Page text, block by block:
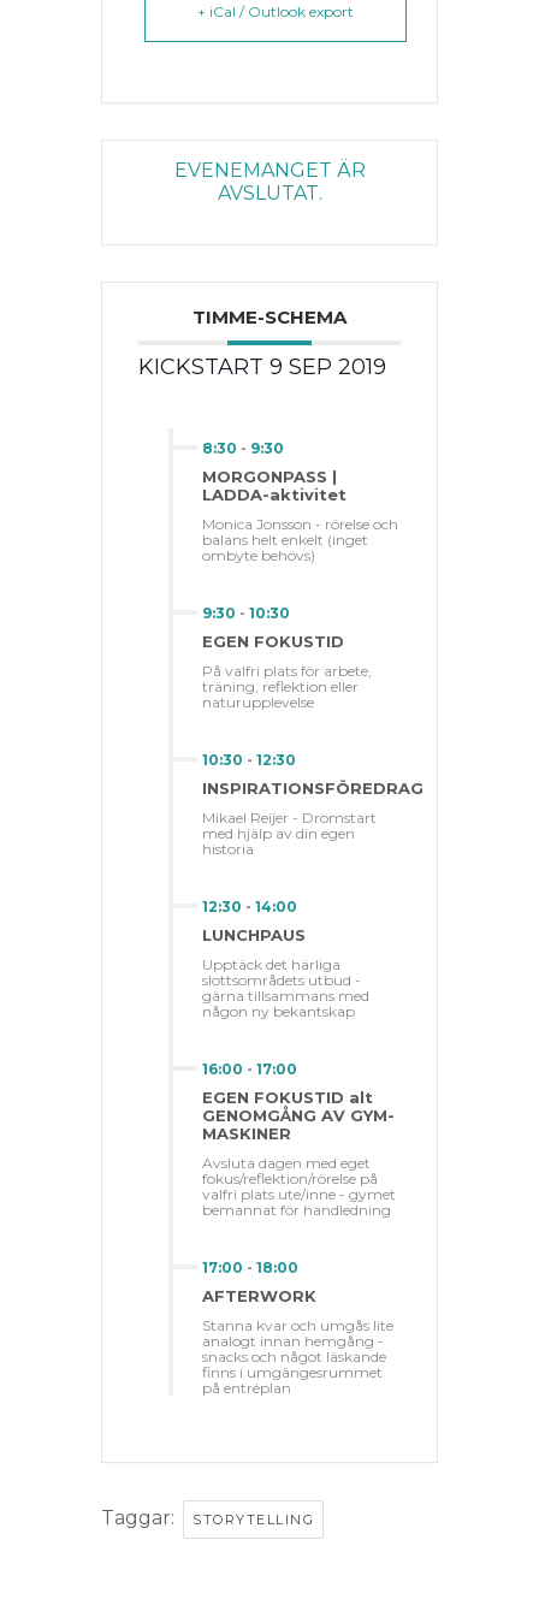
+ iCal / Outlook export
EVENEMANGET ÄR
AVSLUTAT.
TIMME-SCHEMA
KICKSTART 9 SEP 2019
8:30 - 9:30
MORGONPASS |
LADDA-aktivitet
Monica Jonsson - rörelse och
balans helt enkelt (inget
ombyte behövs)
9:30 - 10:30
EGEN FOKUSTID
På valfri plats för arbete,
träning, reflektion eller
naturupplevelse
10:30 - 12:30
INSPIRATIONSFÖREDRAG
Mikael Reijer - Drömstart
med hjälp av din egen
historia
12:30 - 14:00
LUNCHPAUS
Upptäck det härliga
slottsområdets utbud -
gärna tillsammans med
någon ny bekantskap
16:00 - 17:00
EGEN FOKUSTID alt
GENOMGÅNG AV GYM-
MASKINER
Avsluta dagen med eget
fokus/reflektion/rörelse på
valfri plats ute/inne - gymet
bemannat för handledning
17:00 - 18:00
AFTERWORK
Stanna kvar och umgås lite
analogt innan hemgång -
snacks och något läskande
finns i umgängesrummet
på entréplan
Taggar: STORYTELLING